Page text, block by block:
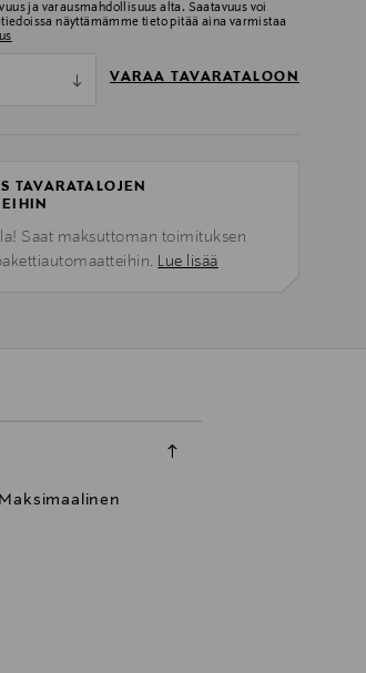
ja varausmahdollisuus alta. Saatavuus voi
näyttämämme tieto pitää aina varmistaa
VARAA TAVARATALOON
TAVARATALOJEN
Saat maksuttoman toimituksen
Lue lisää